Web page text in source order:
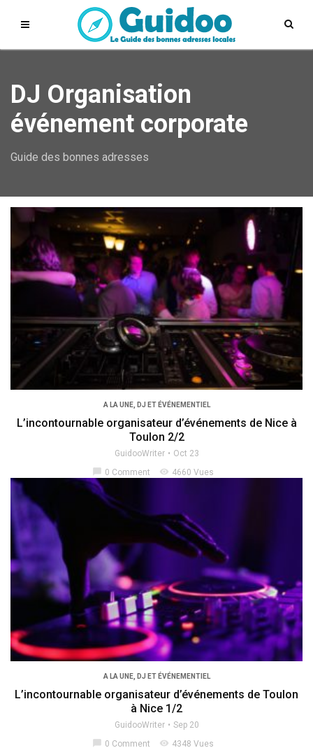
DJ Organisation
événement corporate
Guide des bonnes adresses
A LA UNE, DJ ET ÉVÉNEMENTIEL
L’incontournable organisateur d’événements de Nice à
Toulon 2/2
GuidooWriter
Oct 23
chat_bubble 0 Comment visibility 4660 Vues
A LA UNE, DJ ET ÉVÉNEMENTIEL
L’incontournable organisateur d’événements de Toulon
à Nice 1/2
GuidooWriter
Sep 20
0 Comment visibility 4348 Vues